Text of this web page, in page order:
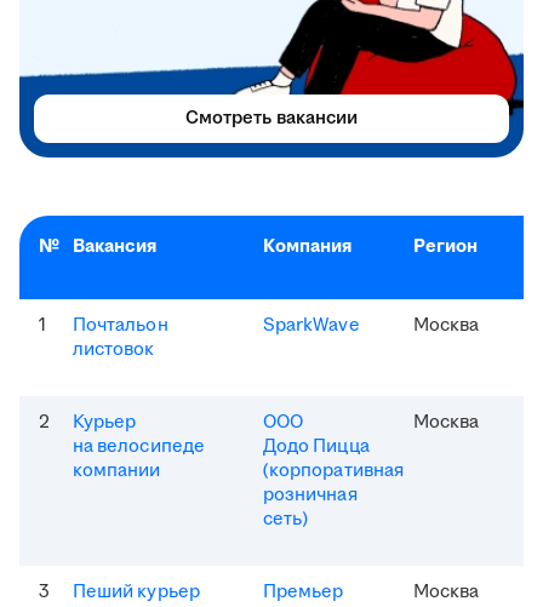
№ Вакансия Компания Регион
1
Почтальон
листовок
SparkWave Москва
2
Курьер
на велосипеде
компании
ООО
Додо Пицца
(корпоративная
розничная
сеть)
Москва
3 Пеший курьер Премьер Москва
Смотреть вакансии